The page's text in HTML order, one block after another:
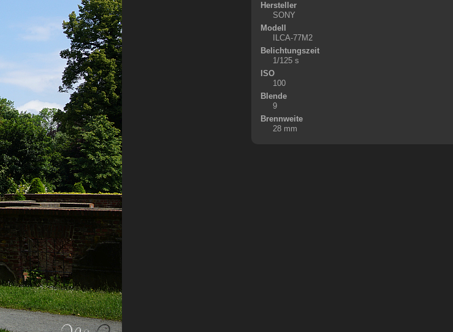
Hersteller
SONY
Modell
ILCA-77M2
Belichtungszeit
1/125 s
ISO
100
Blende
9
Brennweite
28 mm